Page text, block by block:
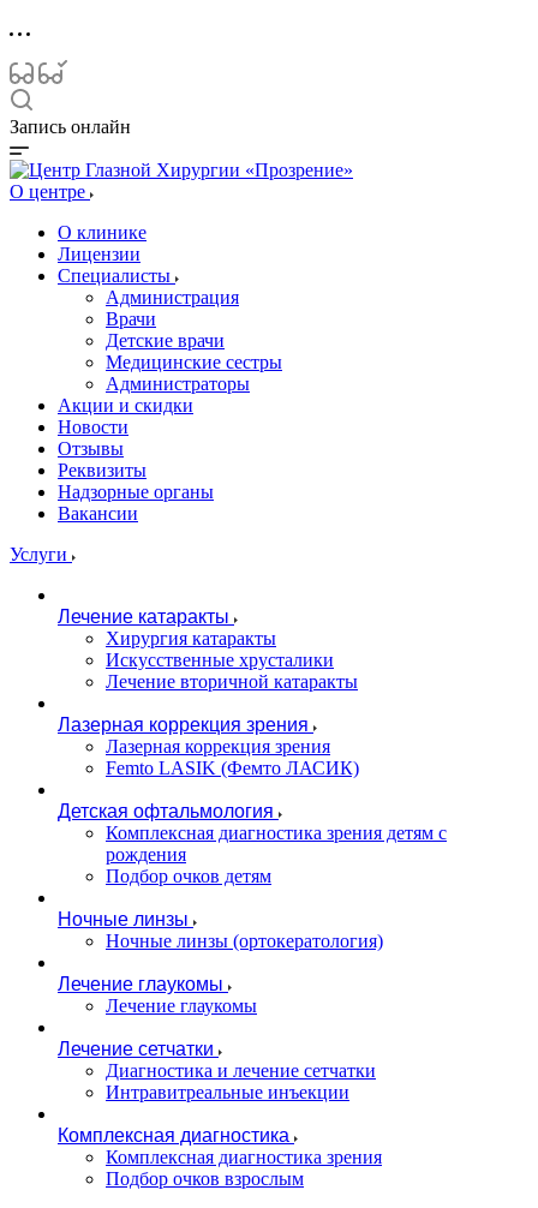
Запись онлайн
О центре
О клинике
Лицензии
Специалисты
Администрация
Врачи
Детские врачи
Медицинские сестры
Администраторы
Акции и скидки
Новости
Отзывы
Реквизиты
Надзорные органы
Вакансии
Услуги
Лечение катаракты
Хирургия катаракты
Искусственные хрусталики
Лечение вторичной катаракты
Лазерная коррекция зрения
Лазерная коррекция зрения
Femto LASIK (Фемто ЛАСИК)
Детская офтальмология
Комплексная диагностика зрения детям c
рождения
Подбор очков детям
Ночные линзы
Ночные линзы (ортокератология)
Лечение глаукомы
Лечение глаукомы
Лечение сетчатки
Диагностика и лечение сетчатки
Интравитреальные инъекции
Комплексная диагностика
Комплексная диагностика зрения
Подбор очков взрослым